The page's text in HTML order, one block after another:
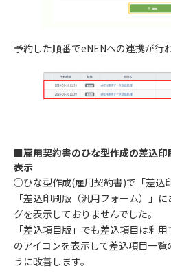
予約した順番でeNENへの連携が行
■雇用契約書のひな型作成の差込印
表示
○ひな型作成(雇用契約書)で「差込
「差込印刷版（汎用フォーム）」
グを表示しておりませんでした。
「差込項目版」でも差込項目は利
のアイコンを表示して差込項目一
うに改善します。